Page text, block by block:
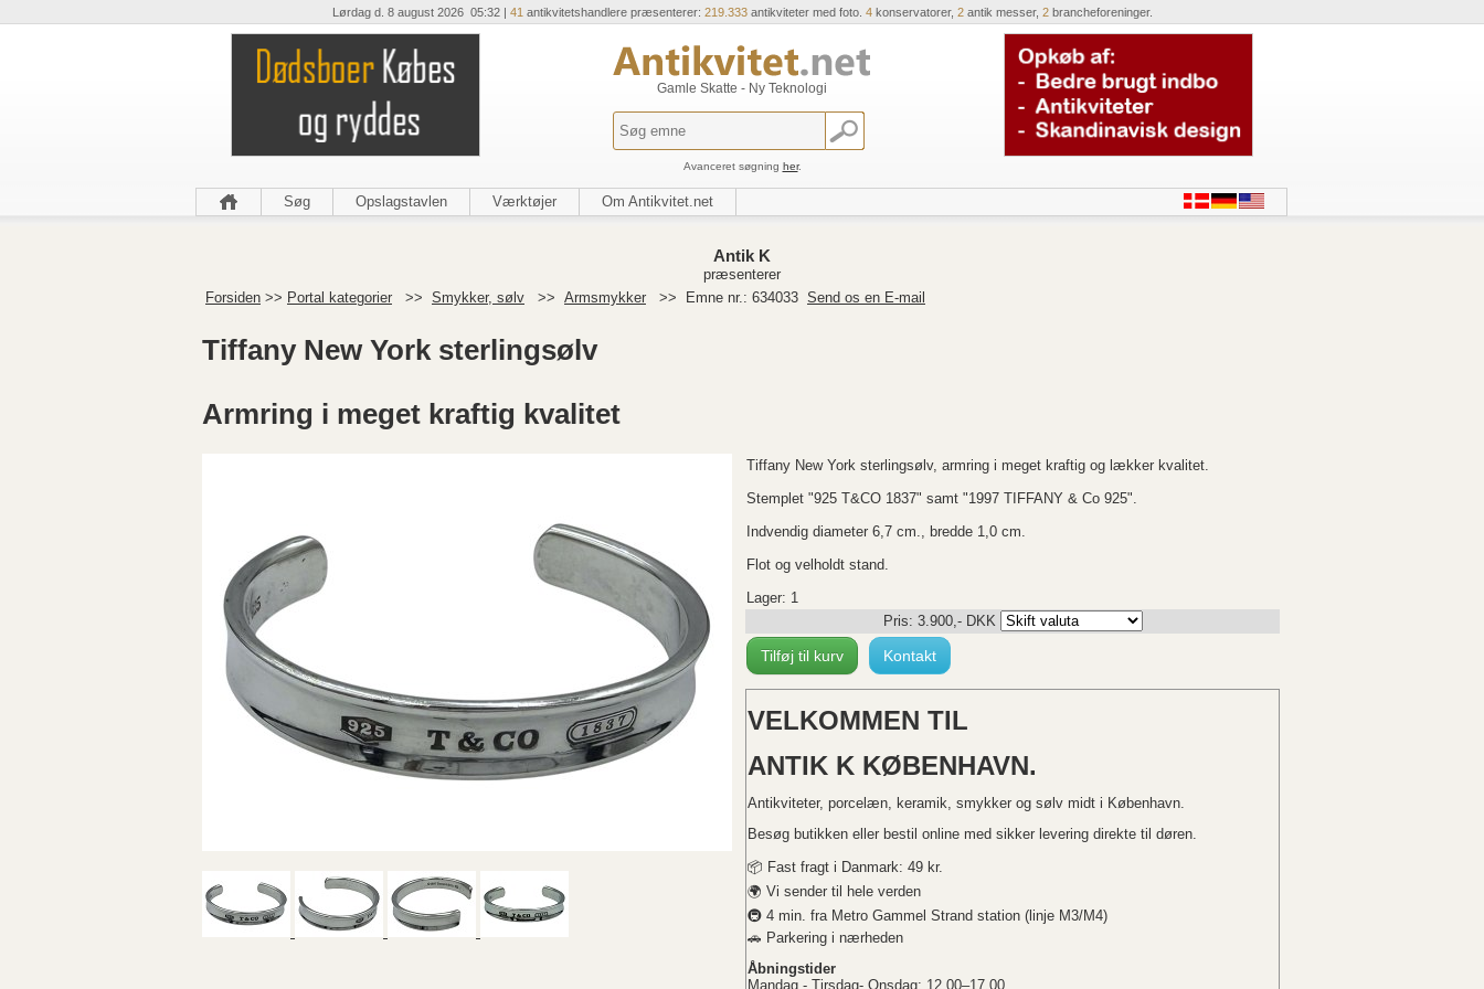
Lørdag d. 8 august 2026 05:32 | 41 antikvitetshandlere præsenterer: 219.333antikviteter med foto. 4konservatorer, 2antik messer, 2brancheforeninger.
Gamle Skatte - Ny Teknologi
Avanceret søgning her.
Søg Opslagstavlen Værktøjer Om Antikvitet.net
Antik K
præsenterer
Forsiden >> Portal kategorier >> Smykker, sølv >> Armsmykker >> Emne nr.: 634033 Send os en E-mail
Tiffany New York sterlingsølv
Armring i meget kraftig kvalitet
Tiffany New York sterlingsølv, armring i meget kraftig og lækker kvalitet.
Stemplet "925 T&CO 1837" samt "1997 TIFFANY & Co 925".
Indvendig diameter 6,7 cm., bredde 1,0 cm.
Flot og velholdt stand.
Lager: 1
Pris: 3.900,- DKK
Tilføj til kurv Kontakt
VELKOMMEN TIL
ANTIK K KØBENHAVN.
Antikviteter, porcelæn, keramik, smykker og sølv midt i København.
Besøg butikken eller bestil online med sikker levering direkte til døren.
📦 Fast fragt i Danmark: 49 kr.
🌍 Vi sender til hele verden
🚇 4 min. fra Metro Gammel Strand station (linje M3/M4)
🚗 Parkering i nærheden
Åbningstider
Mandag - Tirsdag- Onsdag: 12.00–17.00